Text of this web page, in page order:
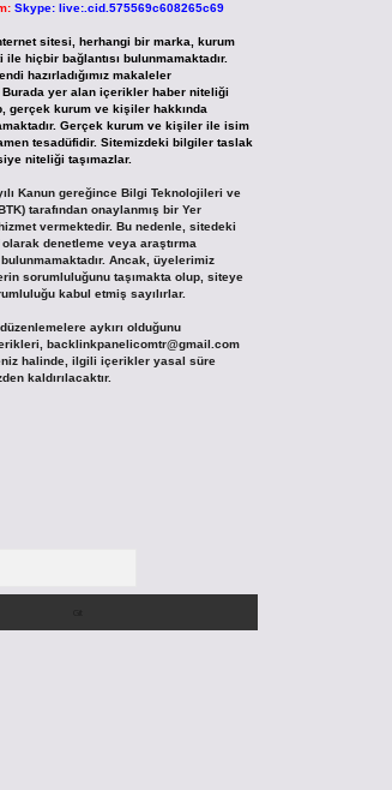
Skype: live:.cid.575569c608265c69
sitesi, herhangi bir marka, kurum
hiçbir bağlantısı bulunmamaktadır.
hazırladığımız makaleler
Burada yer alan içerikler haber niteliği
gerçek kurum ve kişiler hakkında
Gerçek kurum ve kişiler ile isim
tesadüfidir. Sitemizdeki bilgiler taslak
niteliği taşımazlar.
Kanun gereğince Bilgi Teknolojileri ve
tarafından onaylanmış bir Yer
vermektedir. Bu nedenle, sitedeki
denetleme veya araştırma
Ancak, üyelerimiz
sorumluluğunu taşımakta olup, siteye
kabul etmiş sayılırlar.
aykırı olduğunu
backlinkpanelicomtr@gmail.com
halinde, ilgili içerikler yasal süre
kaldırılacaktır.